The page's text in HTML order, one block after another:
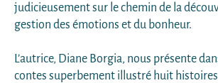
judicieusement sur le chemin de la
gestion des émotions et du bonheur.
L’autrice, Diane Borgia, nous présente
contes superbement illustré huit